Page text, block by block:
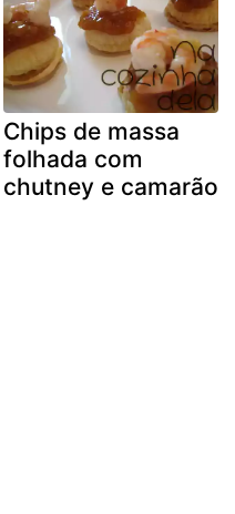
Chips de massa
folhada com
chutney e camarão